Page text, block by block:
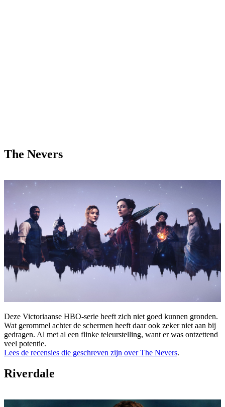
The Nevers
Deze Victoriaanse HBO-serie heeft zich niet goed kunnen gronden.
Wat gerommel achter de schermen heeft daar ook zeker niet aan bij
gedragen. Al met al een flinke teleurstelling, want er was ontzettend
veel potentie.
Lees de recensies die geschreven zijn over The Nevers.
Riverdale